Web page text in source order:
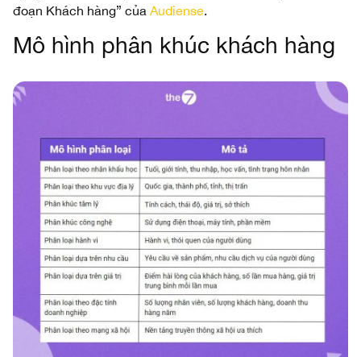
đoạn Khách hàng” của Audiense.
Mô hình phân khúc khách hàng